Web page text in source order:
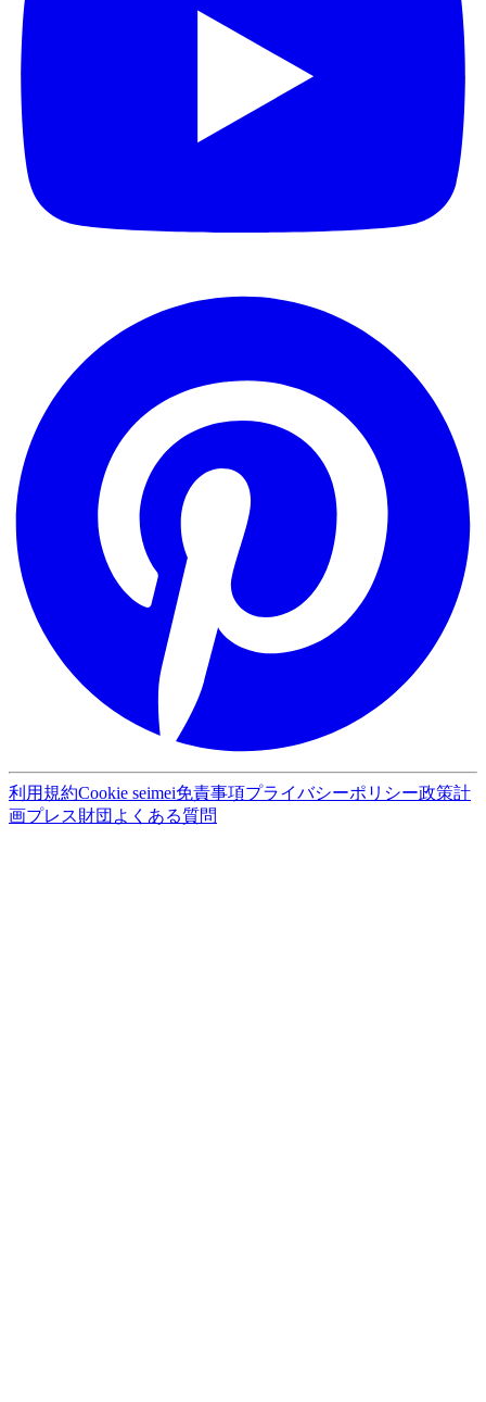
利用規約Cookie seimei免責事項プライバシーポリシー政策計
画プレス財団 よくある質問